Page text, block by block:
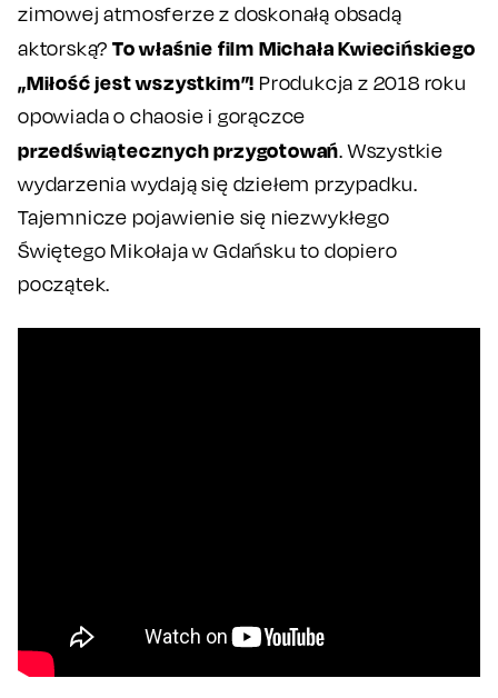
zimowej atmosferze z doskonałą obsadą
aktorską?To właśnie film Michała Kwiecińskiego
„Miłość jest wszystkim”! Produkcja z 2018 roku
opowiada o chaosie i gorączce
przedświątecznych przygotowań. Wszystkie
wydarzenia wydają się dziełem przypadku.
Tajemnicze pojawienie się niezwykłego
Świętego Mikołaja w Gdańsku to dopiero
początek.